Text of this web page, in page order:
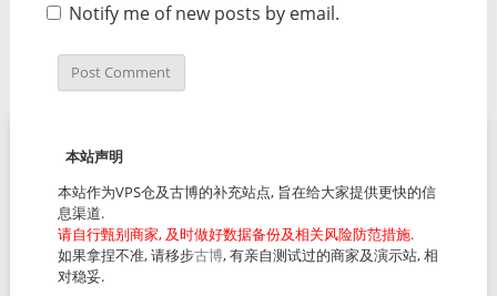
Notify me of new posts by email.
本站声明
本站作为VPS仓及古博的补充站点, 旨在给大家提供更快的信
息渠道.
请自行甄别商家, 及时做好数据备份及相关风险防范措施.
如果拿捏不准, 请移步古博, 有亲自测试过的商家及演示站, 相
对稳妥.